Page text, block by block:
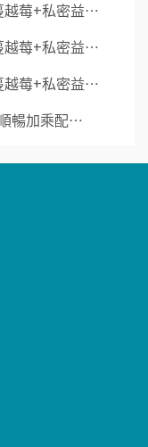
越莓+私密益⋯
越莓+私密益⋯
越莓+私密益⋯
暢加乘配⋯